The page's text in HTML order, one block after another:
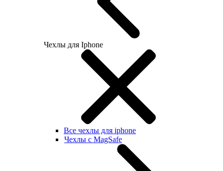
Чехлы для Iphone
Все чехлы для iphone
Чехлы с MagSafe